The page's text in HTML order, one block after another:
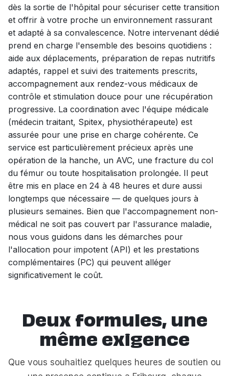
dès la sortie de l'hôpital pour sécuriser cette transition
et offrir à votre proche un environnement rassurant
et adapté à sa convalescence. Notre intervenant dédié
prend en charge l'ensemble des besoins quotidiens :
aide aux déplacements, préparation de repas nutritifs
adaptés, rappel et suivi des traitements prescrits,
accompagnement aux rendez-vous médicaux de
contrôle et stimulation douce pour une récupération
progressive. La coordination avec l'équipe médicale
(médecin traitant, Spitex, physiothérapeute) est
assurée pour une prise en charge cohérente. Ce
service est particulièrement précieux après une
opération de la hanche, un AVC, une fracture du col
du fémur ou toute hospitalisation prolongée. Il peut
être mis en place en 24 à 48 heures et dure aussi
longtemps que nécessaire — de quelques jours à
plusieurs semaines. Bien que l'accompagnement non-
médical ne soit pas couvert par l'assurance maladie,
nous vous guidons dans les démarches pour
l'allocation pour impotent (API) et les prestations
complémentaires (PC) qui peuvent alléger
significativement le coût.
Deux formules, une
même exigence
Que vous souhaitiez quelques heures de soutien ou